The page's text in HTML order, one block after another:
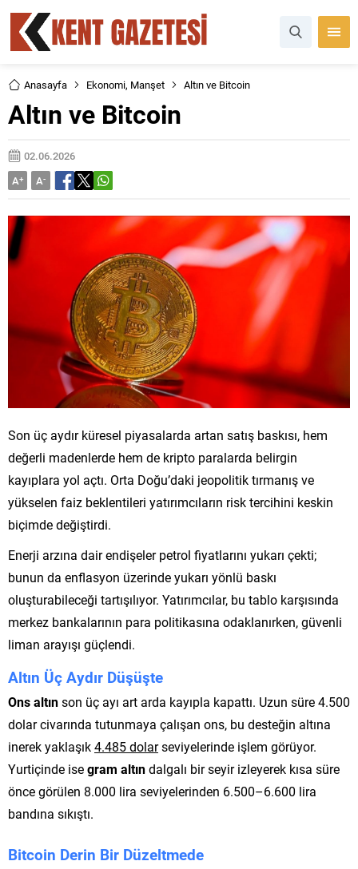
Anasayfa Ekonomi, Manşet Altın ve Bitcoin
Altın ve Bitcoin
02.06.2026
A+ A-
Son üç aydır küresel piyasalarda artan satış baskısı, hem
değerli madenlerde hem de kripto paralarda belirgin
kayıplara yol açtı. Orta Doğu’daki jeopolitik tırmanış ve
yükselen faiz beklentileri yatırımcıların risk tercihini keskin
biçimde değiştirdi.
Enerji arzına dair endişeler petrol fiyatlarını yukarı çekti;
bunun da enflasyon üzerinde yukarı yönlü baskı
oluşturabileceği tartışılıyor. Yatırımcılar, bu tablo karşısında
merkez bankalarının para politikasına odaklanırken, güvenli
liman arayışı güçlendi.
Altın Üç Aydır Düşüşte
Ons altınson üç ayı art arda kayıpla kapattı. Uzun süre 4.500
dolar civarında tutunmaya çalışan ons, bu desteğin altına
inerek yaklaşık4.485 dolarseviyelerinde işlem görüyor.
Yurtiçinde isegram altındalgalı bir seyir izleyerek kısa süre
önce görülen 8.000 lira seviyelerinden 6.500–6.600 lira
bandına sıkıştı.
Bitcoin Derin Bir Düzeltmede